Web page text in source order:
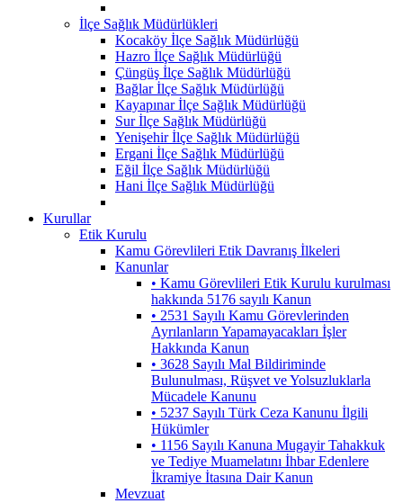
İlçe Sağlık Müdürlükleri
Kocaköy İlçe Sağlık Müdürlüğü
Hazro İlçe Sağlık Müdürlüğü
Çüngüş İlçe Sağlık Müdürlüğü
Bağlar İlçe Sağlık Müdürlüğü
Kayapınar İlçe Sağlık Müdürlüğü
Sur İlçe Sağlık Müdürlüğü
Yenişehir İlçe Sağlık Müdürlüğü
Ergani İlçe Sağlık Müdürlüğü
Eğil İlçe Sağlık Müdürlüğü
Hani İlçe Sağlık Müdürlüğü
Kurullar
Etik Kurulu
Kamu Görevlileri Etik Davranış İlkeleri
Kanunlar
• Kamu Görevlileri Etik Kurulu kurulması
hakkında 5176 sayılı Kanun
• 2531 Sayılı Kamu Görevlerinden
Ayrılanların Yapamayacakları İşler
Hakkında Kanun
• 3628 Sayılı Mal Bildiriminde
Bulunulması, Rüşvet ve Yolsuzluklarla
Mücadele Kanunu
• 5237 Sayılı Türk Ceza Kanunu İlgili
Hükümler
• 1156 Sayılı Kanuna Mugayir Tahakkuk
ve Tediye Muamelatını İhbar Edenlere
İkramiye İtasına Dair Kanun
Mevzuat